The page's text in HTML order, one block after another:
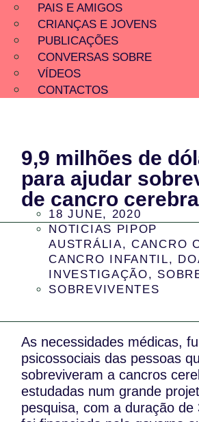
PAIS E AMIGOS
CRIANÇAS E JOVENS
PUBLICAÇÕES
CONVERSAS SOBRE
VÍDEOS
CONTACTOS
9,9 milhões de
para ajudar
de cancro cerebral
18 JUNE, 2020
NOTICIAS PIPOP
AUSTRÁLIA,CANCRO
CANCRO INFANTIL,
INVESTIGAÇÃO,
SOBREVIVENTES
As necessidades médicas,
psicossociais das pessoas
sobreviveram a cancros
estudadas num grande
pesquisa, com a duração de